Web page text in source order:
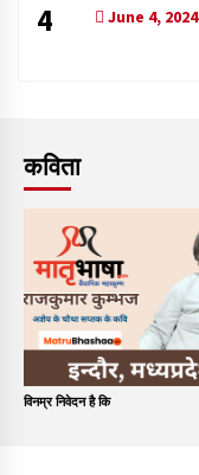
4 June 4, 2024
कविता
विनम्र निवेदन है कि